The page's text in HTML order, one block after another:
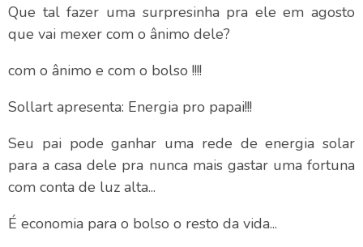
Que tal fazer uma surpresinha pra ele em agosto
que vai mexer com o ânimo dele?
com o ânimo e com o bolso !!!!
Sollart apresenta: Energia pro papai!!!
Seu pai pode ganhar uma rede de energia solar
para a casa dele pra nunca mais gastar uma fortuna
com conta de luz alta...
É economia para o bolso o resto da vida...